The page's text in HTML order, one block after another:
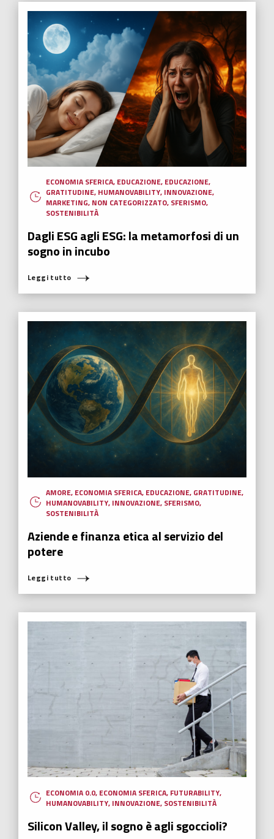
ECONOMIA SFERICA, EDUCAZIONE, EDUCAZIONE,
GRATITUDINE, HUMANOVABILITY, INNOVAZIONE,
MARKETING, NON CATEGORIZZATO, SFERISMO,
SOSTENIBILITÀ
Dagli ESG agli ESG: la metamorfosi di un
sogno in incubo
Leggi tutto
AMORE, ECONOMIA SFERICA, EDUCAZIONE, GRATITUDINE,
HUMANOVABILITY, INNOVAZIONE, SFERISMO,
SOSTENIBILITÀ
Aziende e finanza etica al servizio del
potere
Leggi tutto
ECONOMIA 0.0, ECONOMIA SFERICA, FUTURABILITY,
HUMANOVABILITY, INNOVAZIONE, SOSTENIBILITÀ
Silicon Valley, il sogno è agli sgoccioli?